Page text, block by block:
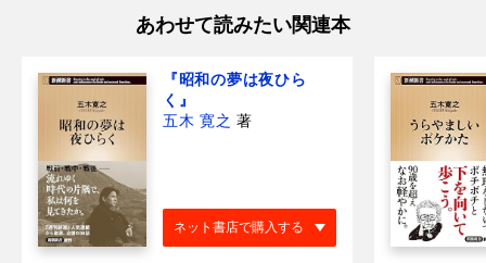
あわせて読みたい関連本
『昭和の夢は夜ひら
く』
五木 寛之 著
ネット書店で購入する